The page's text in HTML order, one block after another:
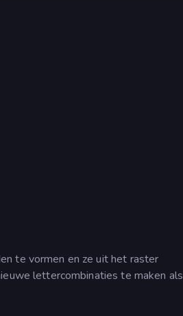
te vormen en ze uit het raster
lettercombinaties te maken als